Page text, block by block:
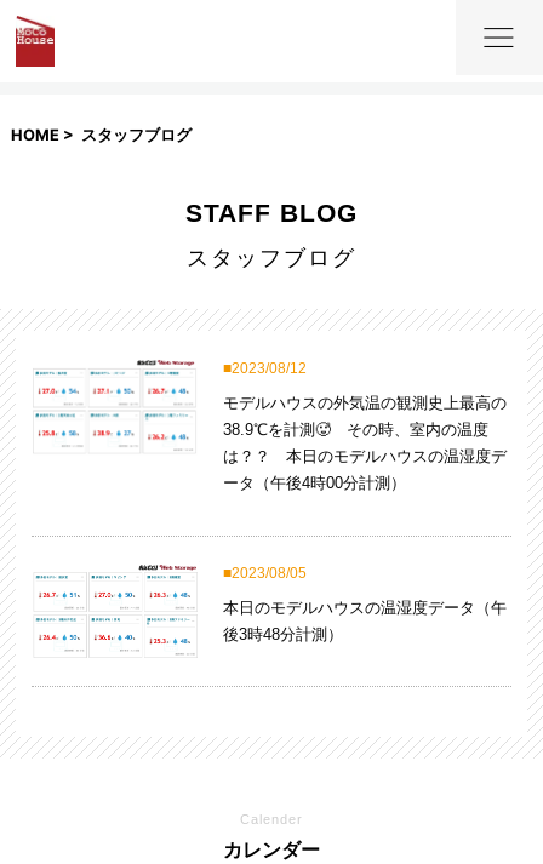
HOME スタッフブログ
STAFF BLOG
スタッフブログ
2023/08/12
モデルハウスの外気温の観測史上最高の
38.9℃を計測🥵 その時、室内の温度
は？？ 本日のモデルハウスの温湿度デ
ータ（午後4時00分計測）
2023/08/05
本日のモデルハウスの温湿度データ（午
後3時48分計測）
Calender
カレンダー